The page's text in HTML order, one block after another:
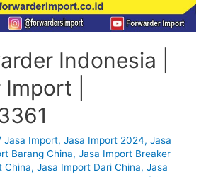
Indonesia |
|
Jasa Import, Jasa Import 2024, Jasa
Barang China, Jasa Import Breaker
China, Jasa Import Dari China, Jasa